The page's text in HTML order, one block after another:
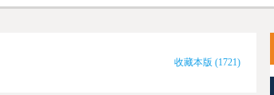
收藏本版 (1721)